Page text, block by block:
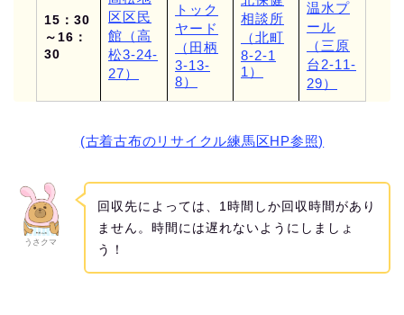
15：30
～16：
30
区区民
館（高
松3-24-
27）
トック
ヤード
（田柄
3-13-
8）
相談所
（北町
8-2-1
1）
温水プ
ール
（三原
台2-11-
29）
(古着古布のリサイクル練馬区HP参照)
うさクマ
回収先によっては、1時間しか回収時間があり
ません。時間には遅れないようにしましょ
う！